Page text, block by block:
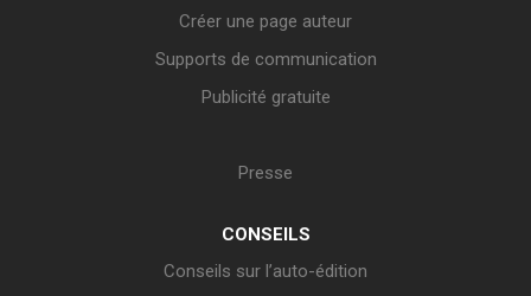
Créer une page auteur
Supports de communication
Publicité gratuite
Presse
CONSEILS
Conseils sur l’auto-édition